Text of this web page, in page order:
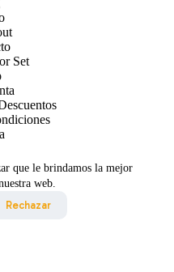
que le brindamos la mejor
web.
Rechazar
Set
Copyright © 2026 TCG